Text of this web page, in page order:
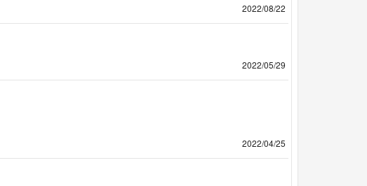
2022/08/22
2022/05/29
2022/04/25